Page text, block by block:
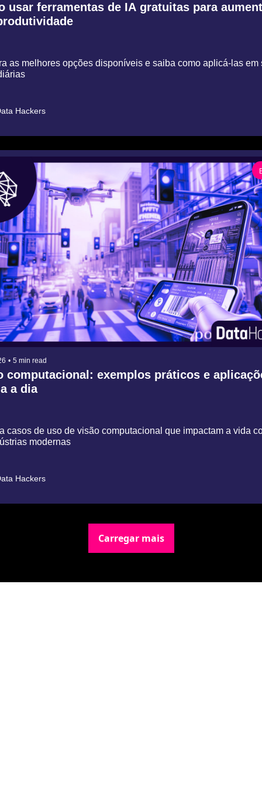
usar ferramentas de IA gratuitas para
as melhores opções disponíveis e saiba como aplicá-las em
Hackers
• 5 min read
computacional: exemplos práticos e
a dia
casos de uso de visão computacional que impactam a vida
modernas
Hackers
Carregar mais